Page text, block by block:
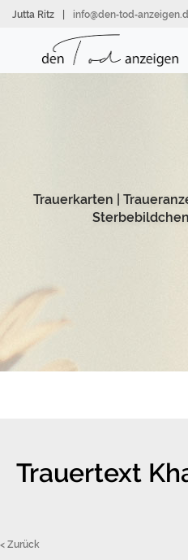
zumJutta Ritz
Trauerkarten
Sterbebildchen
Trauertext
< Zurück